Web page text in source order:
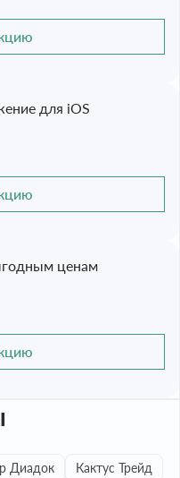
для iOS
ценам
Диадок
Кактус Трейд